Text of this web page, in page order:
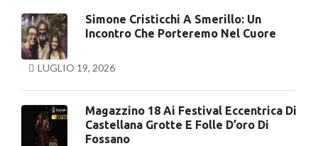
Simone Cristicchi A Smerillo: Un
Incontro Che Porteremo Nel Cuore
LUGLIO 19, 2026
Magazzino 18 Ai Festival Eccentrica Di
Castellana Grotte E Folle D’oro Di
Fossano